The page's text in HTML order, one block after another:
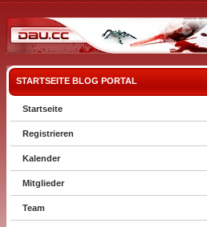
STARTSEITE BLOG PORTAL
Startseite
Registrieren
Kalender
Mitglieder
Team